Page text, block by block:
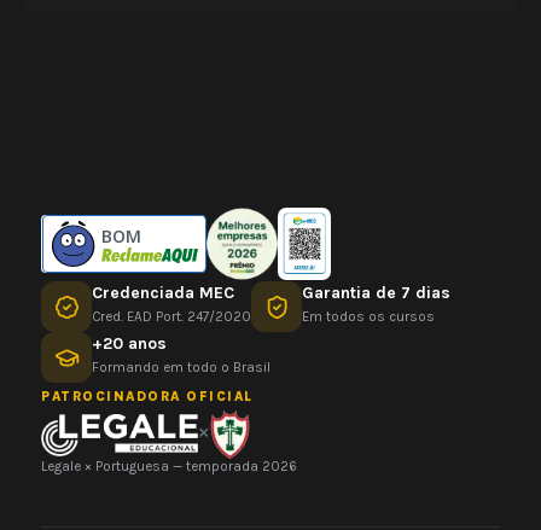
BOM
Credenciada MEC
Cred. EAD Port. 247/2020
Garantia de 7 dias
Em todos os cursos
+20 anos
Formando em todo o Brasil
PATROCINADORA OFICIAL
×
Legale × Portuguesa — temporada 2026